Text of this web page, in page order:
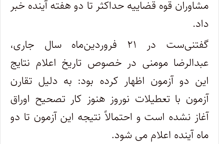
مشاوران قوه قضاییه حداکثر تا دو هفته آینده خبر
داد.
گفتنی‌ست در ۲۱ فروردین‌ماه سال جاری،
عبدالرضا مومنی در خصوص تاریخ اعلام نتایج
این دو آزمون اظهار کرده بود: به دلیل تقارن
آزمون با تعطیلات نوروز هنوز کار تصحیح اوراق
آغاز نشده است و احتمالاً نتیجه این آزمون تا دو
ماه آینده اعلام می شود.